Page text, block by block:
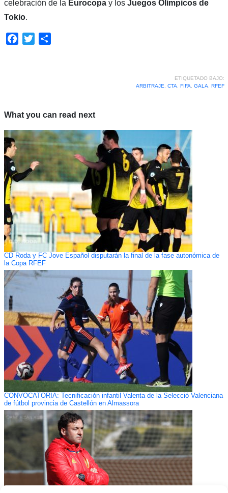
celebración de la Eurocopay los Juegos Olímpicos de
Tokio.
Facebook
Twitter
ETIQUETADO BAJO:
ARBITRAJE
CTA FIFA GALA RFEF
What you can read next
CD Roda y FC Jove Español disputarán la final de la fase autonómica de
la Copa RFEF
CONVOCATORIA: Tecnificación infantil Valenta de la Selecció Valenciana
de fútbol provincia de Castellón en Almassora